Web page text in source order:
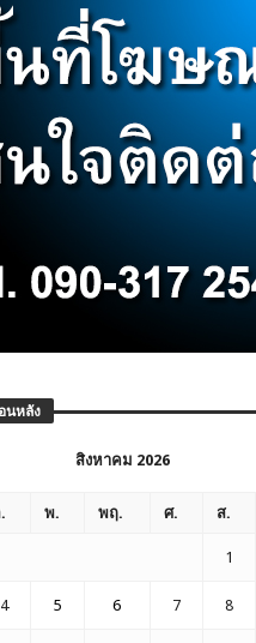
นหลัง
สิงหาคม 2026
พ. พฤ. ศ. ส.
1
4 5 6 7 8